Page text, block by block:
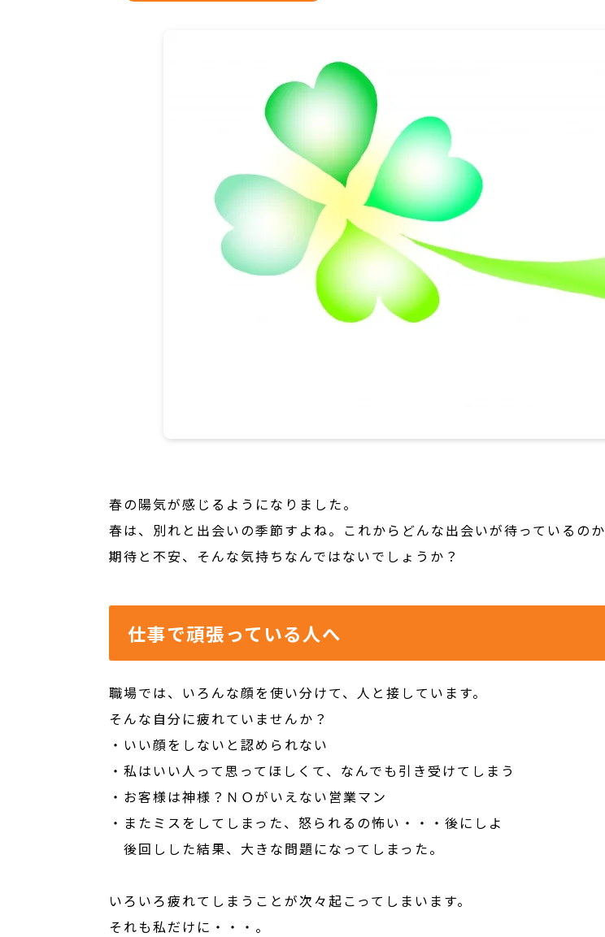
春の陽気が感じるようになりました。
春は、別れと出会いの季節すよね。これからどんな出会いが待っているのか
期待と不安、そんな気持ちなんではないでしょうか？
仕事で頑張っている人へ
職場では、いろんな顔を使い分けて、人と接しています。
そんな自分に疲れていませんか？
・いい顔をしないと認められない
・私はいい人って思ってほしくて、なんでも引き受けてしまう
・お客様は神様？ＮＯがいえない営業マン
・またミスをしてしまった、怒られるの怖い・・・後にしよ
後回しした結果、大きな問題になってしまった。
いろいろ疲れてしまうことが次々起こってしまいます。
それも私だけに・・・。